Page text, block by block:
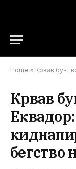
Home » Крвав бунт во затвор
Крвав
бегство